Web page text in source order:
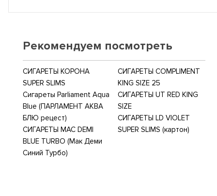
Рекомендуем посмотреть
СИГАРЕТЫ КОРОНА
SUPER SLIMS
Сигареты Parliament Aqua
Blue (ПАРЛАМЕНТ АКВА
БЛЮ рецест)
СИГАРЕТЫ MAC DEMI
BLUE TURBO (Мак Деми
Синий Турбо)
СИГАРЕТЫ COMPLIMENT
KING SIZE 25
СИГАРЕТЫ UT RED KING
SIZE
СИГАРЕТЫ LD VIOLET
SUPER SLIMS (картон)